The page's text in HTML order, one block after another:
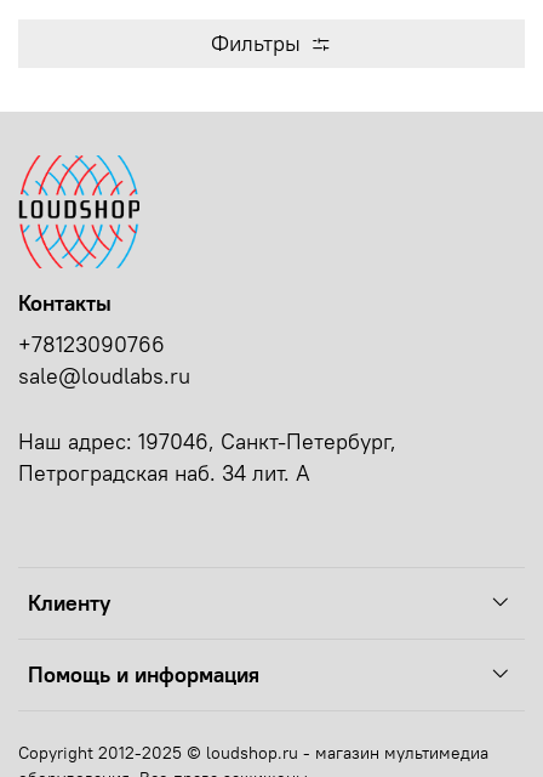
Фильтры
Клиенту
Помощь и информация
Контакты
+78123090766
sale@loudlabs.ru
Наш адрес: 197046, Санкт-Петербург,
Петроградская наб. 34 лит. А
Copyright 2012-2025 © loudshop.ru - магазин мультимедиа